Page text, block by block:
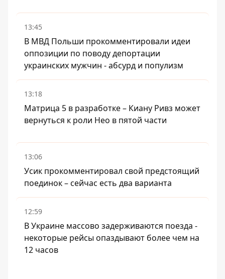
13:45
В МВД Польши прокомментировали идеи
оппозиции по поводу депортации
украинских мужчин - абсурд и популизм
13:18
Матрица 5 в разработке – Киану Ривз может
вернуться к роли Нео в пятой части
13:06
Усик прокомментировал свой предстоящий
поединок – сейчас есть два варианта
12:59
В Украине массово задерживаются поезда -
некоторые рейсы опаздывают более чем на
12 часов